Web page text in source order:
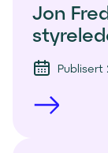
Jon
Publisert